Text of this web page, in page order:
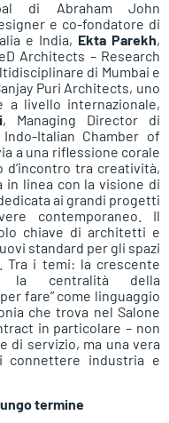
di Abraham John
e co-fondatore di
e India, Ekta Parekh,
Architects – Research
di Mumbai e
Puri Architects, uno
livello internazionale,
, Managing Director di
Italian Chamber of
a una riflessione corale
tra creatività,
in linea con la visione di
ai grandi progetti
contemporaneo. Il
chiave di architetti e
standard per gli spazi
Tra i temi: la crescente
la centralità della
fare” come linguaggio
che trova nel Salone
in particolare – non
di servizio, ma una vera
connettere industria e
termine